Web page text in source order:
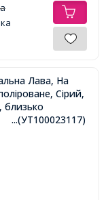
Лава, На
Сірий,
близько
...(УТ100023117)